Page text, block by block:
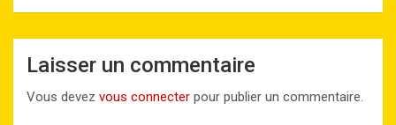
Laisser un commentaire
Vous devez vous connecter pour publier un commentaire.